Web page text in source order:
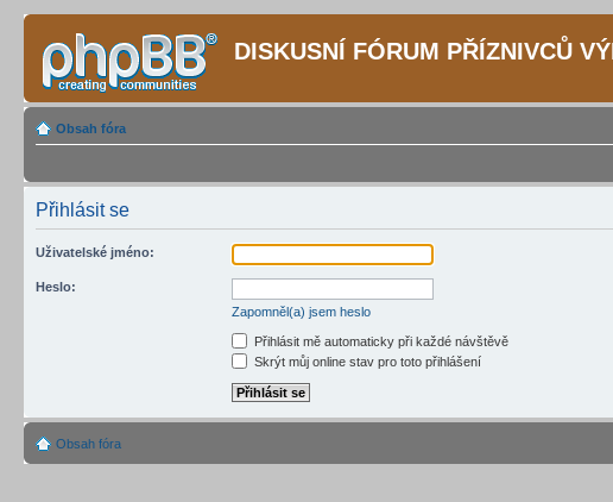
DISKUSNÍ FÓRUM PŘÍZNIVCŮ
Obsah fóra
Přihlásit se
Uživatelské jméno:
Heslo:
Zapomněl(a) jsem heslo
Přihlásit mě automaticky při každé návštěvě
Skrýt můj online stav pro toto přihlášení
Obsah fóra